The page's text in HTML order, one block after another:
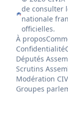
de consulter
nationale
officielles.
À propos
Confidentialité
Députés
Scrutins
Modération
Groupes